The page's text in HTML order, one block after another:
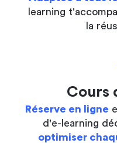
learning
la
Cours
Réserve en ligne
d'e-learning
optimiser